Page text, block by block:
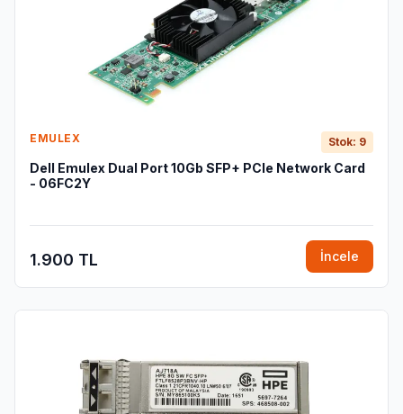
EMULEX Stok: 9
Dell Emulex Dual Port 10Gb SFP+ PCIe Network Card
- 06FC2Y
1.900 TL İncele